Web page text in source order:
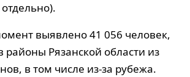
выявлено 41 056 человек,
Рязанской области из
в том числе из-за рубежа.